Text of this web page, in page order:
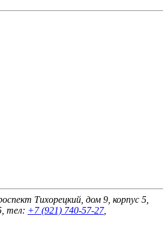
Тихорецкий, дом 9, корпус 5,
тел: +7 (921) 740-57-27,